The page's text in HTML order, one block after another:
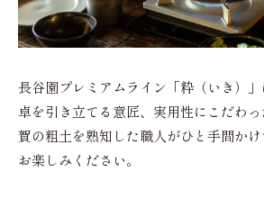
長谷園プレミアムライン「粋（いき）
卓を引き立てる意匠、実用性にこだわ
賀の粗土を熟知した職人がひと手間か
お楽しみください。